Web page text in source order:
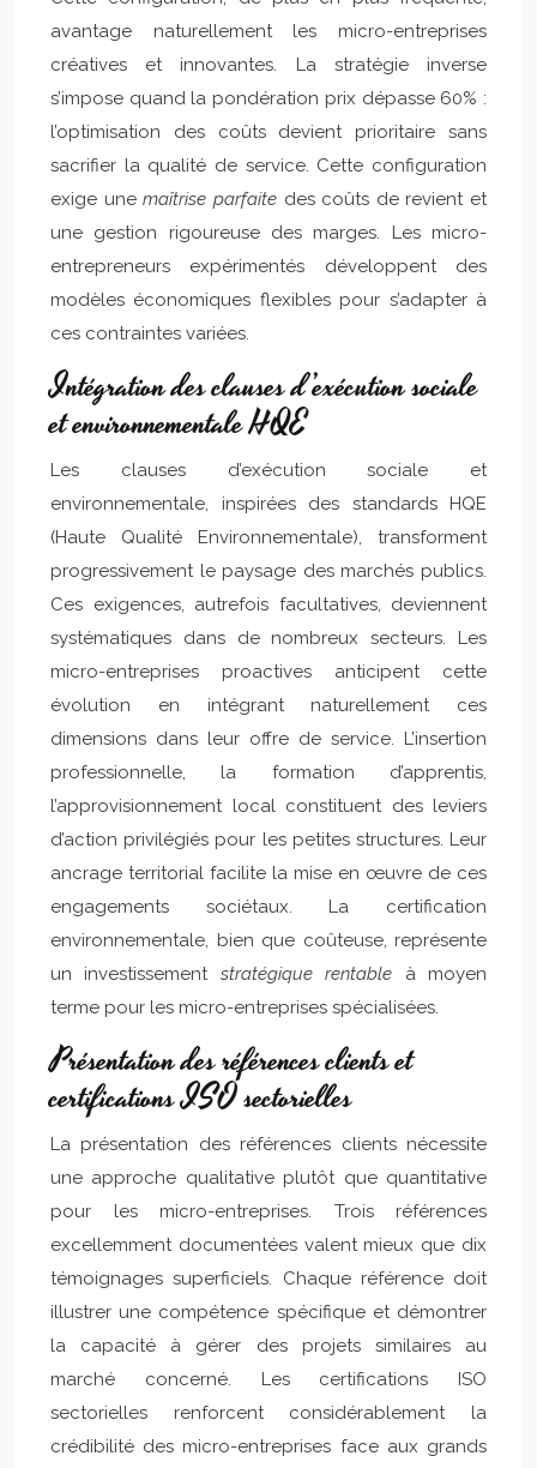
avantage naturellement les micro-entreprises
créatives et innovantes. La stratégie inverse
s’impose quand la pondération prix dépasse 60% :
l’optimisation des coûts devient prioritaire sans
sacrifier la qualité de service. Cette configuration
exige unemaîtrise parfaite des coûts de revient et
une gestion rigoureuse des marges. Les micro-
entrepreneurs expérimentés développent des
modèles économiques flexibles pour s’adapter à
ces contraintes variées.
Intégration des clauses d’exécution sociale
et environnementale HQE
Les clauses d’exécution sociale et
environnementale, inspirées des standards HQE
(Haute Qualité Environnementale), transforment
progressivement le paysage des marchés publics.
Ces exigences, autrefois facultatives, deviennent
systématiques dans de nombreux secteurs. Les
micro-entreprises proactives anticipent cette
évolution en intégrant naturellement ces
dimensions dans leur offre de service. L’insertion
professionnelle, la formation d’apprentis,
l’approvisionnement local constituent des leviers
d’action privilégiés pour les petites structures. Leur
ancrage territorial facilite la mise en œuvre de ces
engagements sociétaux. La certification
environnementale, bien que coûteuse, représente
un investissement stratégique rentable à moyen
terme pour les micro-entreprises spécialisées.
Présentation des références clients et
certifications ISO sectorielles
La présentation des références clients nécessite
une approche qualitative plutôt que quantitative
pour les micro-entreprises. Trois références
excellemment documentées valent mieux que dix
témoignages superficiels. Chaque référence doit
illustrer une compétence spécifique et démontrer
la capacité à gérer des projets similaires au
marché concerné. Les certifications ISO
sectorielles renforcent considérablement la
crédibilité des micro-entreprises face aux grands